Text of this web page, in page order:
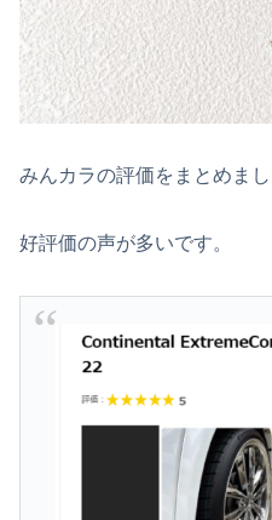
みんカラの評価をまとめまし
好評価の声が多いです。